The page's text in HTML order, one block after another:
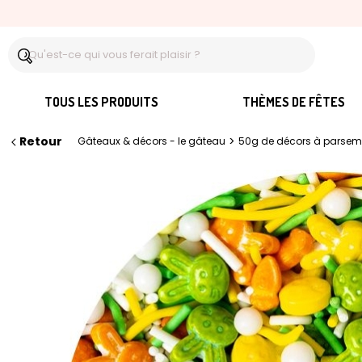
TOUS LES PRODUITS THÈMES DE FÊTES
Retour Gâteaux & décors - le gâteau > 50g de décors à